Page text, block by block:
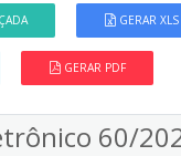
GERAR XLS
GERAR PDF
60/